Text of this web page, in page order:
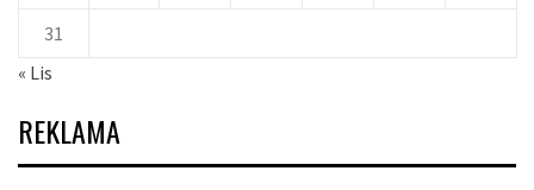
31
« Lis
REKLAMA